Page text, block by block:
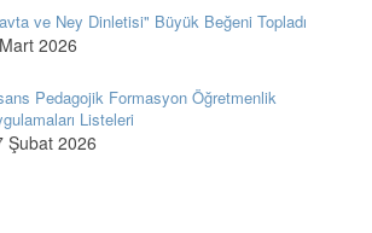
ve Ney Dinletisi" Büyük Beğeni Topladı
2026
Pedagojik Formasyon Öğretmenlik
Listeleri
Şubat 2026